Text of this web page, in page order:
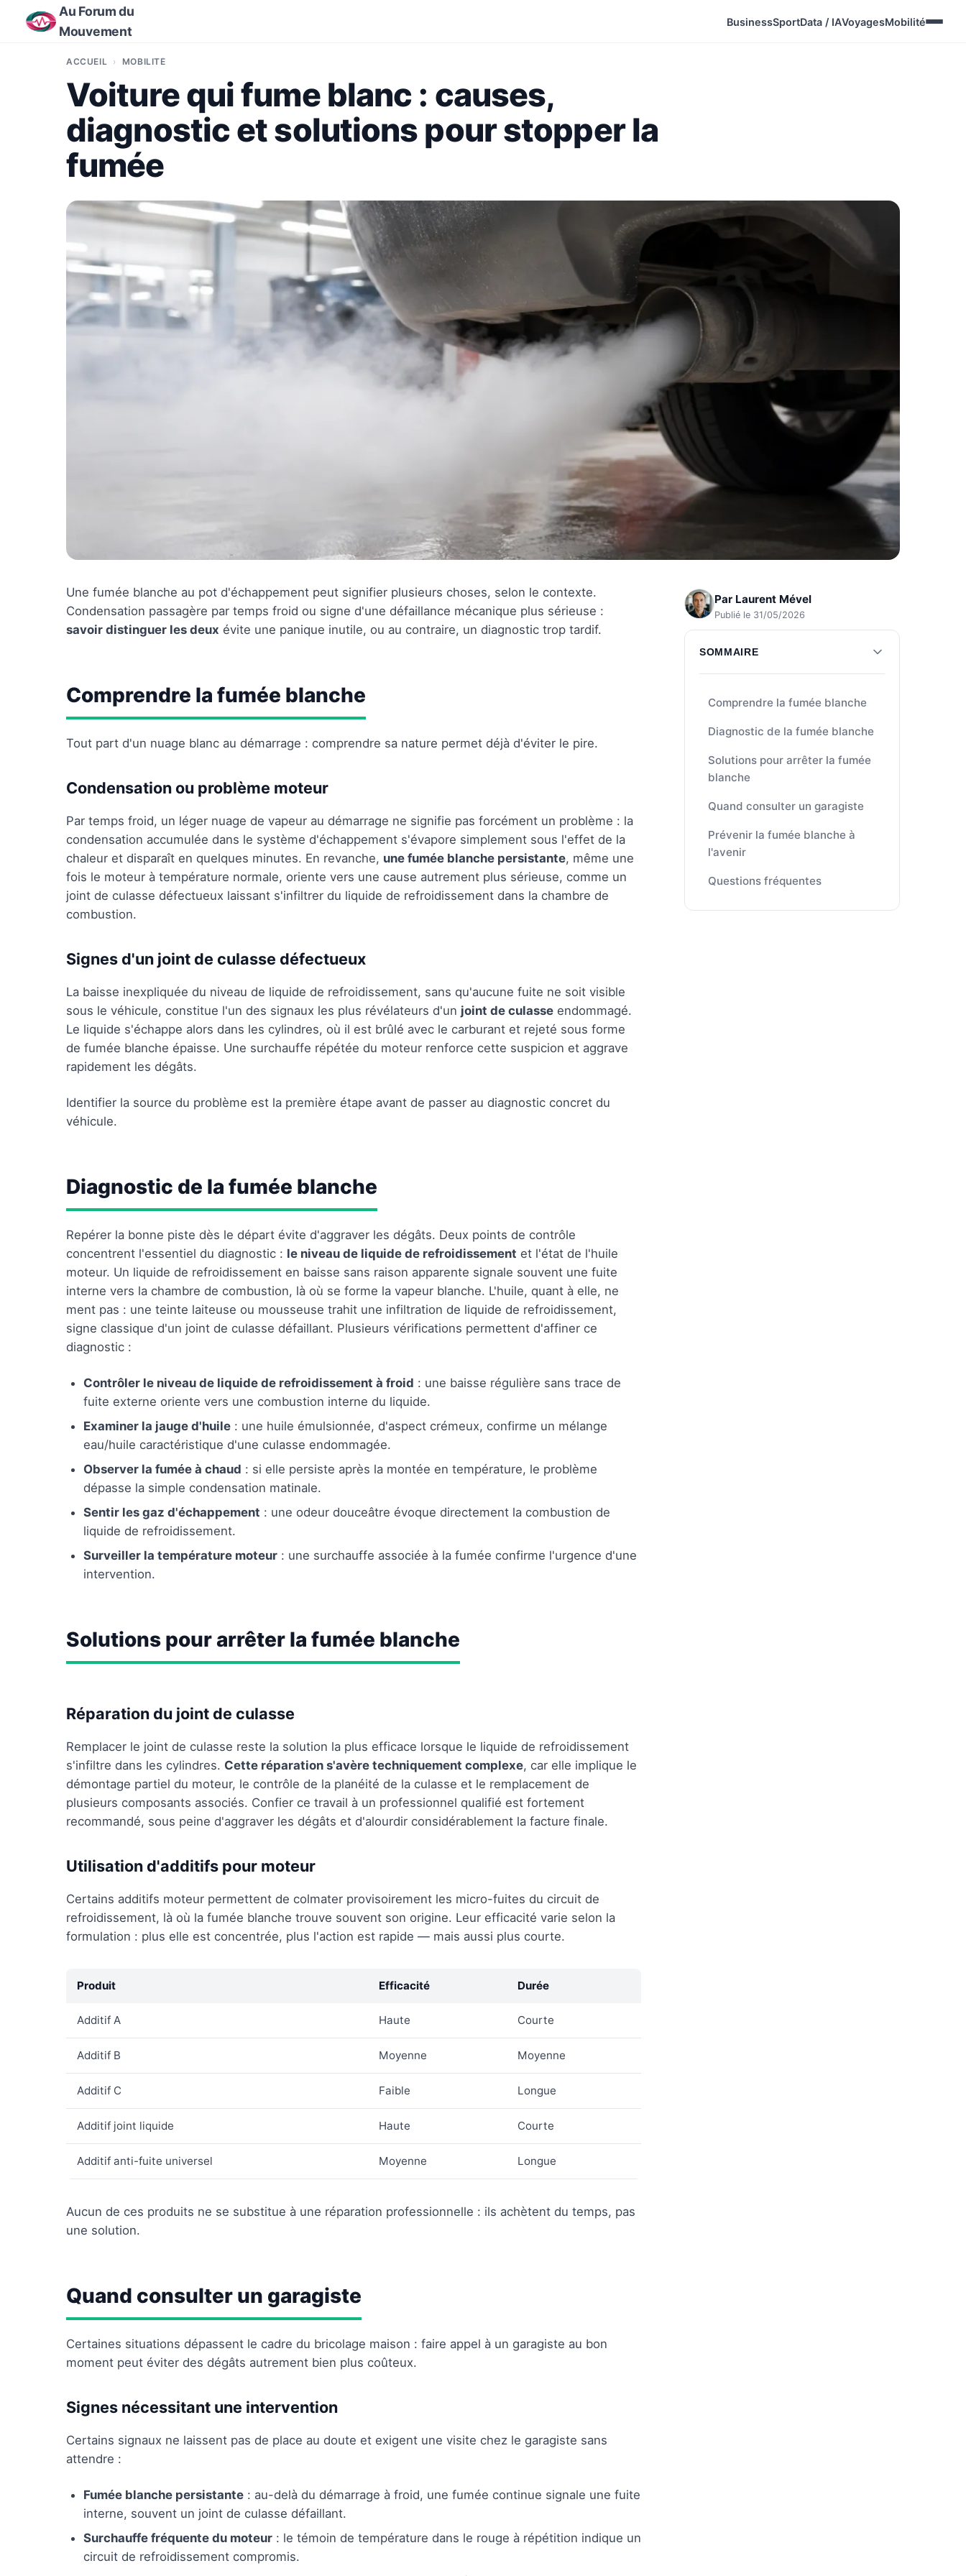
Au Forum du
Mouvement
BusinessSportData / IAVoyagesMobilité
ACCUEIL MOBILITÉ
Voiture qui fume blanc : causes,
diagnostic et solutions pour stopper la
fumée
Par Laurent Mével
Publié le 31/05/2026
SOMMAIRE
Comprendre la fumée blanche
Diagnostic de la fumée blanche
Solutions pour arrêter la fumée
blanche
Quand consulter un garagiste
Prévenir la fumée blanche à
l'avenir
Questions fréquentes
Une fumée blanche au pot d'échappement peut signifier plusieurs choses, selon le contexte.
Condensation passagère par temps froid ou signe d'une défaillance mécanique plus sérieuse :
savoir distinguer les deux évite une panique inutile, ou au contraire, un diagnostic trop tardif.
Comprendre la fumée blanche
Tout part d'un nuage blanc au démarrage : comprendre sa nature permet déjà d'éviter le pire.
Condensation ou problème moteur
Par temps froid, un léger nuage de vapeur au démarrage ne signifie pas forcément un problème : la
condensation accumulée dans le système d'échappement s'évapore simplement sous l'effet de la
chaleur et disparaît en quelques minutes. En revanche, une fumée blanche persistante, même une
fois le moteur à température normale, oriente vers une cause autrement plus sérieuse, comme un
joint de culasse défectueux laissant s'infiltrer du liquide de refroidissement dans la chambre de
combustion.
Signes d'un joint de culasse défectueux
La baisse inexpliquée du niveau de liquide de refroidissement, sans qu'aucune fuite ne soit visible
sous le véhicule, constitue l'un des signaux les plus révélateurs d'un joint de culasse endommagé.
Le liquide s'échappe alors dans les cylindres, où il est brûlé avec le carburant et rejeté sous forme
de fumée blanche épaisse. Une surchauffe répétée du moteur renforce cette suspicion et aggrave
rapidement les dégâts.
Identifier la source du problème est la première étape avant de passer au diagnostic concret du
véhicule.
Diagnostic de la fumée blanche
Repérer la bonne piste dès le départ évite d'aggraver les dégâts. Deux points de contrôle
concentrent l'essentiel du diagnostic : le niveau de liquide de refroidissement et l'état de l'huile
moteur. Un liquide de refroidissement en baisse sans raison apparente signale souvent une fuite
interne vers la chambre de combustion, là où se forme la vapeur blanche. L'huile, quant à elle, ne
ment pas : une teinte laiteuse ou mousseuse trahit une infiltration de liquide de refroidissement,
signe classique d'un joint de culasse défaillant. Plusieurs vérifications permettent d'affiner ce
diagnostic :
Contrôler le niveau de liquide de refroidissement à froid : une baisse régulière sans trace de
fuite externe oriente vers une combustion interne du liquide.
Examiner la jauge d'huile : une huile émulsionnée, d'aspect crémeux, confirme un mélange
eau/huile caractéristique d'une culasse endommagée.
Observer la fumée à chaud : si elle persiste après la montée en température, le problème
dépasse la simple condensation matinale.
Sentir les gaz d'échappement : une odeur douceâtre évoque directement la combustion de
liquide de refroidissement.
Surveiller la température moteur : une surchauffe associée à la fumée confirme l'urgence d'une
intervention.
Solutions pour arrêter la fumée blanche
Réparation du joint de culasse
Remplacer le joint de culasse reste la solution la plus efficace lorsque le liquide de refroidissement
s'infiltre dans les cylindres. Cette réparation s'avère techniquement complexe, car elle implique le
démontage partiel du moteur, le contrôle de la planéité de la culasse et le remplacement de
plusieurs composants associés. Confier ce travail à un professionnel qualifié est fortement
recommandé, sous peine d'aggraver les dégâts et d'alourdir considérablement la facture finale.
Utilisation d'additifs pour moteur
Certains additifs moteur permettent de colmater provisoirement les micro-fuites du circuit de
refroidissement, là où la fumée blanche trouve souvent son origine. Leur efficacité varie selon la
formulation : plus elle est concentrée, plus l'action est rapide — mais aussi plus courte.
Produit Efficacité Durée
Additif A Haute Courte
Additif B Moyenne Moyenne
Additif C Faible Longue
Additif joint liquide Haute Courte
Additif anti-fuite universel Moyenne Longue
Aucun de ces produits ne se substitue à une réparation professionnelle : ils achètent du temps, pas
une solution.
Quand consulter un garagiste
Certaines situations dépassent le cadre du bricolage maison : faire appel à un garagiste au bon
moment peut éviter des dégâts autrement bien plus coûteux.
Signes nécessitant une intervention
Certains signaux ne laissent pas de place au doute et exigent une visite chez le garagiste sans
attendre :
Fumée blanche persistante : au-delà du démarrage à froid, une fumée continue signale une fuite
interne, souvent un joint de culasse défaillant.
Surchauffe fréquente du moteur : le témoin de température dans le rouge à répétition indique un
circuit de refroidissement compromis.